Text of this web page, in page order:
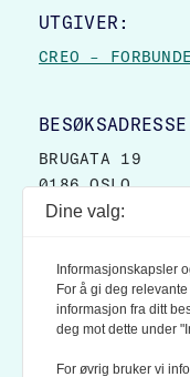
UTGIVER:
CREO –
BRUGATA 19
0186 OSLO
POSTBOKS 9007
0133 OSLO
LES OGSÅ:
KONTEKSTS
Dine valg:
Informasjonskapsler
For å gi deg
informasjon fra ditt
deg mot dette under
For øvrig bruker vi